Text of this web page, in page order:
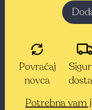
Povraćaj
novca
Potrebna vam